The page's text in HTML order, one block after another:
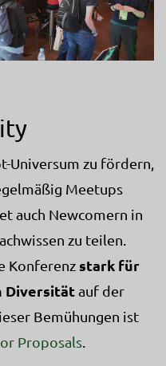
Universum zu fördern,
Meetups
auch Newcomern in
zu teilen.
Konferenz stark für
Diversitätauf der
Bemühungen ist
Proposals.